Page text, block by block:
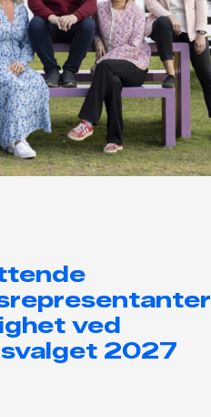
ved
2027